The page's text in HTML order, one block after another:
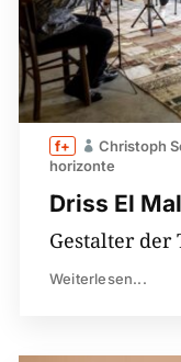
Driss El
Christoph
horizonte
Gestalter
Weiterlesen...